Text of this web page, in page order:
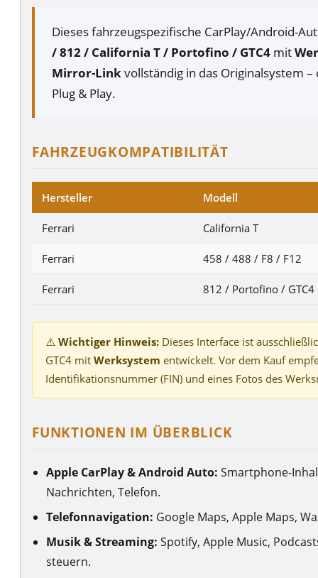
Dieses fahrzeugspezifische CarPlay/Android-
/ 812 / California T / Portofino / GTC4 mit
Mirror-Linkvollständig in das Originalsystem
Plug & Play.
FAHRZEUGKOMPATIBILITÄT
Hersteller Modell
Ferrari California T
Ferrari 458 / 488 / F8 / F12
Ferrari 812 / Portofino / GTC4
⚠️ Wichtiger Hinweis: Dieses Interface ist
GTC4 mit Werksystem entwickelt. Vor dem Kauf
Identifikationsnummer (FIN) und eines Fotos des
FUNKTIONEN IM ÜBERBLICK
Apple CarPlay & Android Auto: Smartphone-
Nachrichten, Telefon.
Telefonnavigation: Google Maps, Apple Maps,
Musik & Streaming: Spotify, Apple Music,
steuern.